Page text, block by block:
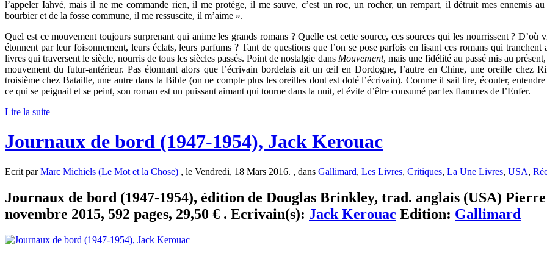
l’appeler Iahvé, mais il ne me commande rien, il me protège, il me sauve, c’est un roc, un rocher, un rempart, il détruit mes ennemis
bourbier et de la fosse commune, il me ressuscite, il m’aime ».
Quel est ce mouvement toujours surprenant qui anime les grands romans ? Quelle est cette source, ces sources qui les nourrissent ? D’où
étonnent par leur foisonnement, leurs éclats, leurs parfums ? Tant de questions que l’on se pose parfois en lisant ces romans qui tranchent
livres qui traversent le siècle, nourris de tous les siècles passés. Point de nostalgie dans Mouvement, mais une fidélité au passé mis au
mouvement du futur-antérieur. Pas étonnant alors que l’écrivain bordelais ait un œil en Dordogne, l’autre en Chine, une oreille chez
troisième chez Bataille, une autre dans la Bible (on ne compte plus les oreilles dont est doté l’écrivain). Comme il sait lire, écouter,
ce qui se peignait et se peint, son roman est un puissant aimant qui tourne dans la nuit, et évite d’être consumé par les flammes de l’Enfer.
Lire la suite
Journaux de bord (1947-1954), Jack Kerouac
Ecrit parMarc Michiels (Le Mot et la Chose) , le Vendredi, 18 Mars 2016. , dans Gallimard, Les Livres, Critiques, La Une Livres, USA,
Journaux de bord (1947-1954), édition de Douglas Brinkley, trad. anglais (USA)
novembre 2015, 592 pages, 29,50 € . Ecrivain(s): Jack Kerouac Edition: Gallimard